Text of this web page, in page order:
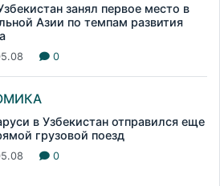
занял первое место в
Азии по темпам развития
0
в Узбекистан отправился еще
грузовой поезд
0